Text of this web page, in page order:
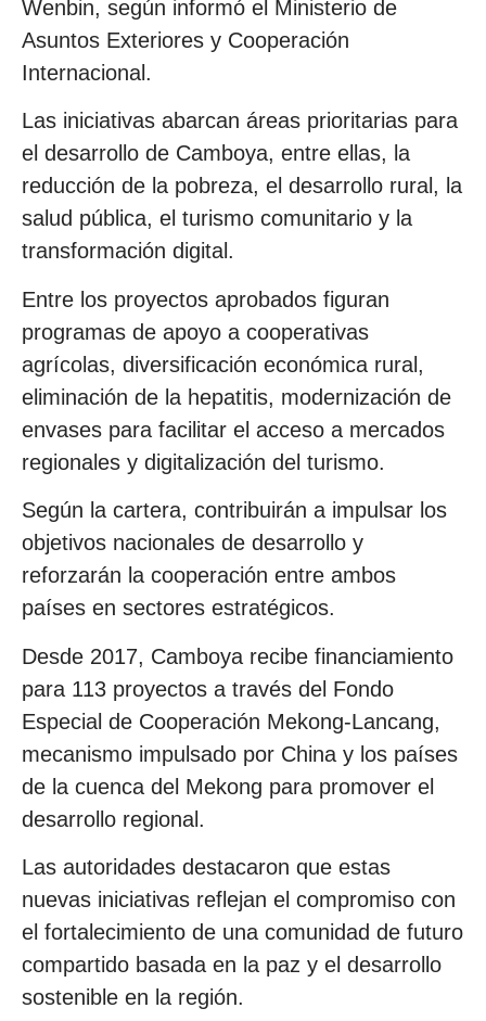
Wenbin, según informó el Ministerio de
Asuntos Exteriores y Cooperación
Internacional.
Las iniciativas abarcan áreas prioritarias para
el desarrollo de Camboya, entre ellas, la
reducción de la pobreza, el desarrollo rural, la
salud pública, el turismo comunitario y la
transformación digital.
Entre los proyectos aprobados figuran
programas de apoyo a cooperativas
agrícolas, diversificación económica rural,
eliminación de la hepatitis, modernización de
envases para facilitar el acceso a mercados
regionales y digitalización del turismo.
Según la cartera, contribuirán a impulsar los
objetivos nacionales de desarrollo y
reforzarán la cooperación entre ambos
países en sectores estratégicos.
Desde 2017, Camboya recibe financiamiento
para 113 proyectos a través del Fondo
Especial de Cooperación Mekong-Lancang,
mecanismo impulsado por China y los países
de la cuenca del Mekong para promover el
desarrollo regional.
Las autoridades destacaron que estas
nuevas iniciativas reflejan el compromiso con
el fortalecimiento de una comunidad de futuro
compartido basada en la paz y el desarrollo
sostenible en la región.